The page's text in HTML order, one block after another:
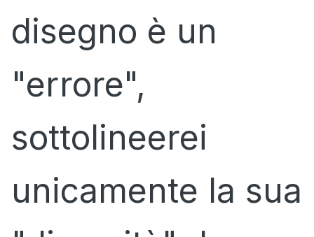
disegno è un
"errore",
sottolineerei
unicamente la sua